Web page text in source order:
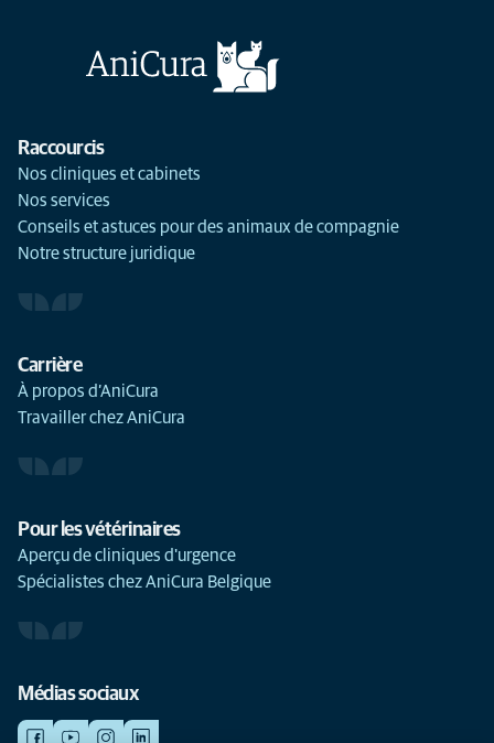
Raccourcis
Nos cliniques et cabinets
Nos services
Conseils et astuces pour des animaux de compagnie
Notre structure juridique
Carrière
À propos d’AniCura
Travailler chez AniCura
Pour les vétérinaires
Aperçu de cliniques d'urgence
Spécialistes chez AniCura Belgique
Médias sociaux